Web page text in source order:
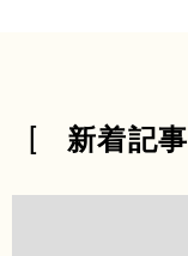
新着記事